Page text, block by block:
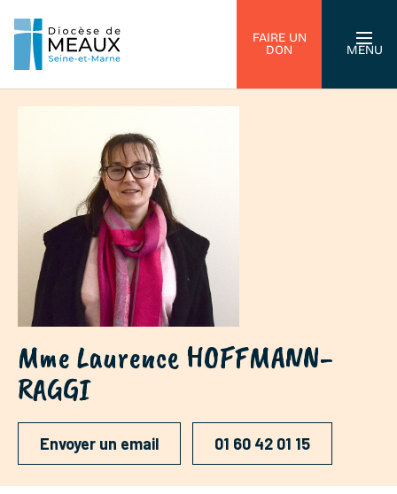
FAIRE UN
DON
MENU
Mme Laurence HOFFMANN-
RAGGI
Envoyer un email 01 60 42 01 15